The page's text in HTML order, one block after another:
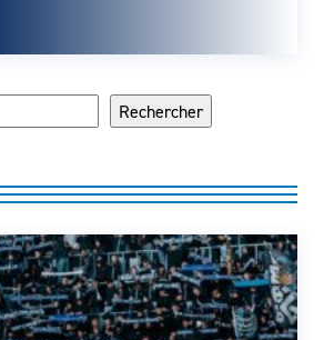
Rechercher